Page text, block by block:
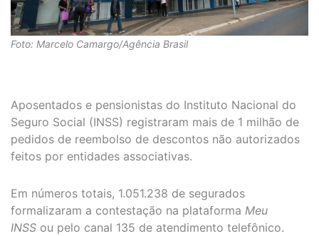
Foto: Marcelo Camargo/Agência Brasil
Aposentados e pensionistas do Instituto Nacional do
Seguro Social (INSS) registraram mais de 1 milhão de
pedidos de reembolso de descontos não autorizados
feitos por entidades associativas.
Em números totais, 1.051.238 de segurados
formalizaram a contestação na plataforma Meu
INSS ou pelo canal 135 de atendimento telefônico.